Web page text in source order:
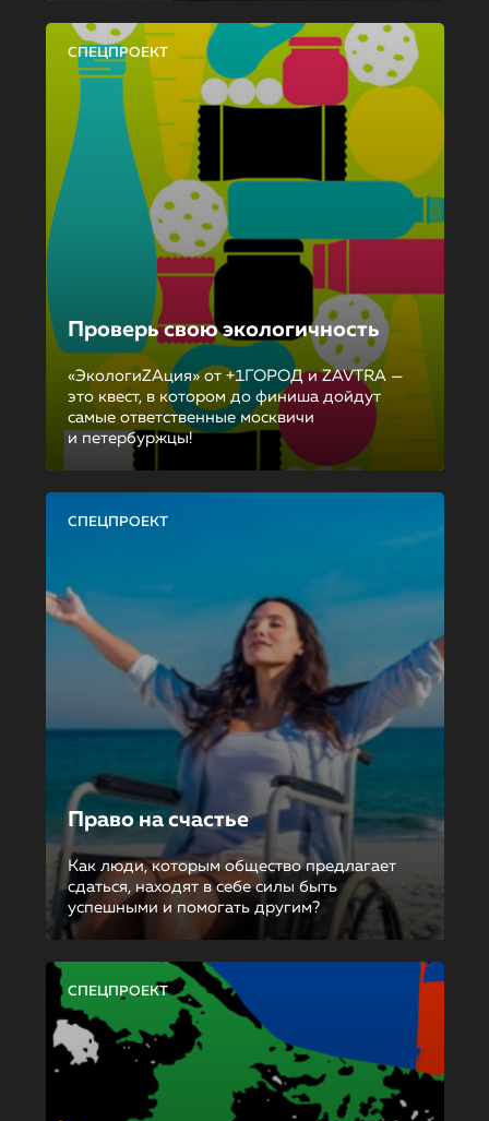
СПЕЦПРОЕКТ
Проверь свою экологичность
«ЭкологиZAция» от +1ГОРОД и ZAVTRA —
это квест, в котором до финиша дойдут
самые ответственные москвичи
и петербуржцы!
СПЕЦПРОЕКТ
Право на счастье
Как люди, которым общество предлагает
сдаться, находят в себе силы быть
успешными и помогать другим?
СПЕЦПРОЕКТ